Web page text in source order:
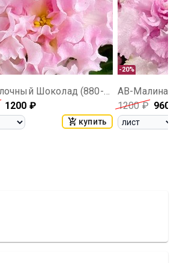
АВ-Молочный Шоколад (880-121)
1200 ₽
купить
-20%
АВ-Малина
1200₽ 960